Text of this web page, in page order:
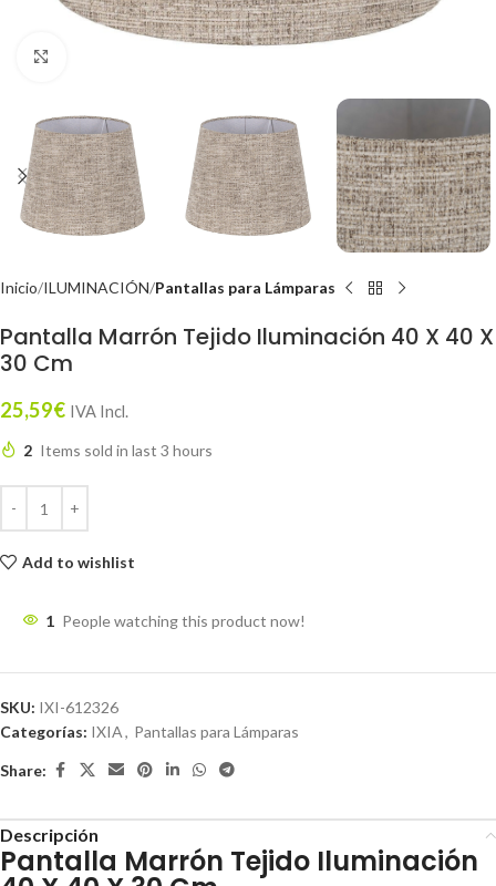
Inicio ILUMINACIÓN Pantallas para Lámparas
Pantalla Marrón Tejido Iluminación 40 X 40 X
30 Cm
25,59€ IVA Incl.
2 Items sold in last 3 hours
Add to wishlist
1 People watching this product now!
SKU: IXI-612326
Categorías: IXIA, Pantallas para Lámparas
Share:
Descripción
Pantalla Marrón Tejido Iluminación